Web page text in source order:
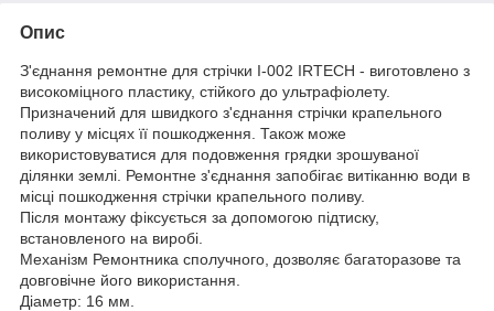
Опис
З'єднання ремонтне для стрічки I-002 IRTECH - виготовлено з
високоміцного пластику, стійкого до ультрафіолету.
Призначений для швидкого з'єднання стрічки крапельного
поливу у місцях її пошкодження. Також може
використовуватися для подовження грядки зрошуваної
ділянки землі. Ремонтне з'єднання запобігає витіканню води в
місці пошкодження стрічки крапельного поливу.
Після монтажу фіксується за допомогою підтиску,
встановленого на виробі.
Механізм Ремонтника сполучного, дозволяє багаторазове та
довговічне його використання.
Діаметр: 16 мм.